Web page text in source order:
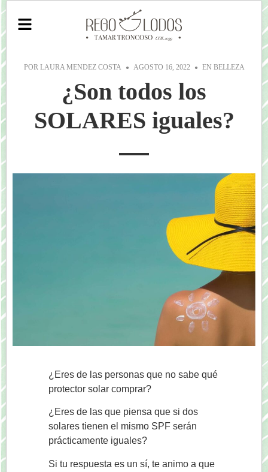
POR LAURA MENDEZ COSTA AGOSTO 16, 2022 EN BELLEZA
¿Son todos los
SOLARES iguales?
¿Eres de las personas que no sabe qué
protector solar comprar?
¿Eres de las que piensa que si dos
solares tienen el mismo SPF serán
prácticamente iguales?
Si tu respuesta es un sí, te animo a que